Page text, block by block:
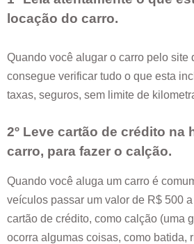
locação do carro.
Quando você alugar o carro pelo site
consegue verificar tudo o que esta
taxas, seguros, sem limite de
2º Leve cartão de crédito na
carro, para fazer o calção.
Quando você aluga um carro é
veículos passar um valor de R$ 500
cartão de crédito, como calção (uma
ocorra algumas coisas, como batida,